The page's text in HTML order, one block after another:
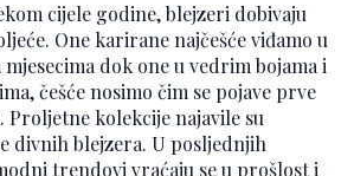
cijele godine, blejzeri dobivaju
One karirane najčešće viđamo u
dok one u vedrim bojama i
češće nosimo čim se pojave prve
Proljetne kolekcije najavile su
divnih blejzera. U posljednjih
trendovi vraćaju se u prošlost i